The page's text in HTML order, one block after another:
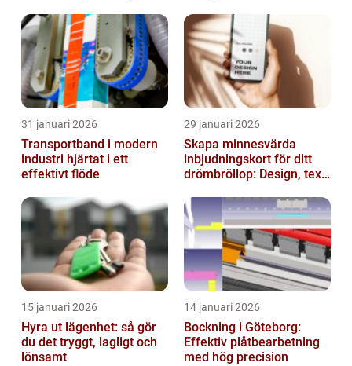
31 januari 2026
Transportband i modern
industri hjärtat i ett
effektivt flöde
29 januari 2026
Skapa minnesvärda
inbjudningskort för ditt
drömbröllop: Design, text
15 januari 2026
Hyra ut lägenhet: så gör
du det tryggt, lagligt och
lönsamt
14 januari 2026
Bockning i Göteborg:
Effektiv plåtbearbetning
med hög precision